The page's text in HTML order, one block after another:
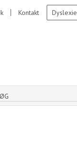
Kontakt Dyslexie